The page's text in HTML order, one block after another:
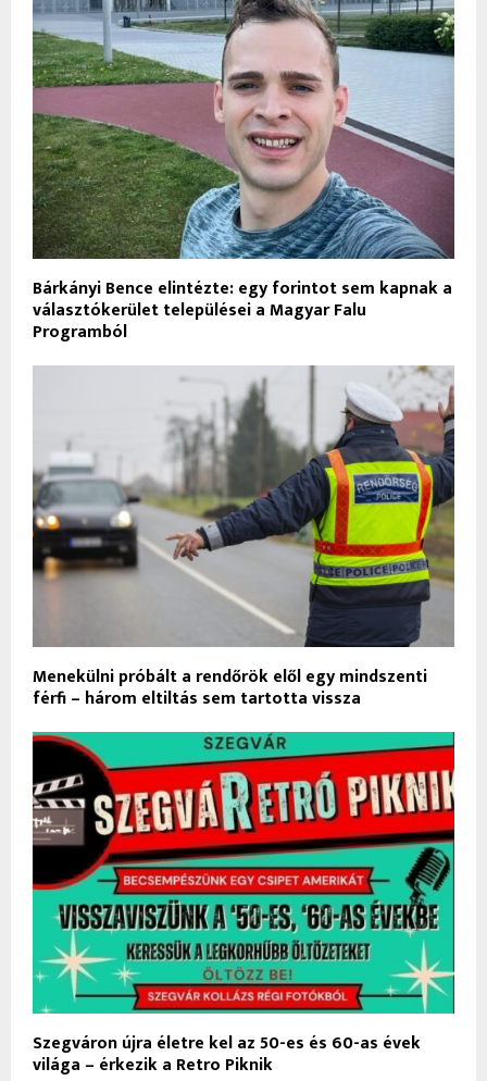
Bárkányi Bence elintézte: egy forintot sem kapnak a
választókerület települései a Magyar Falu
Programból
Menekülni próbált a rendőrök elől egy mindszenti
férfi – három eltiltás sem tartotta vissza
Szegváron újra életre kel az 50-es és 60-as évek
világa – érkezik a Retro Piknik